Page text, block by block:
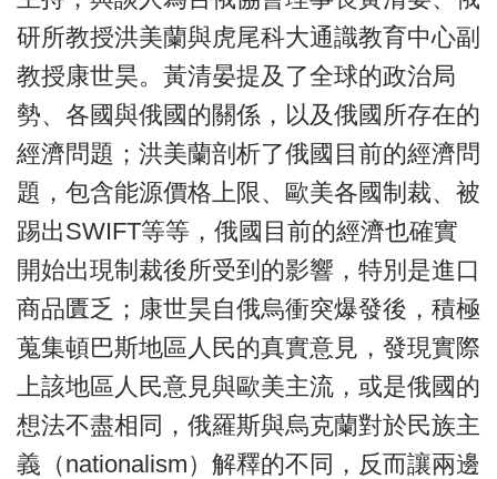
研所教授洪美蘭與虎尾科大通識教育中心副
教授康世昊。黃清晏提及了全球的政治局
勢、各國與俄國的關係，以及俄國所存在的
經濟問題；洪美蘭剖析了俄國目前的經濟問
題，包含能源價格上限、歐美各國制裁、被
踢出SWIFT等等，俄國目前的經濟也確實
開始出現制裁後所受到的影響，特別是進口
商品匱乏；康世昊自俄烏衝突爆發後，積極
蒐集頓巴斯地區人民的真實意見，發現實際
上該地區人民意見與歐美主流，或是俄國的
想法不盡相同，俄羅斯與烏克蘭對於民族主
義（nationalism）解釋的不同，反而讓兩邊